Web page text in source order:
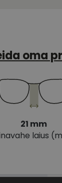
oma
21 mm
laius